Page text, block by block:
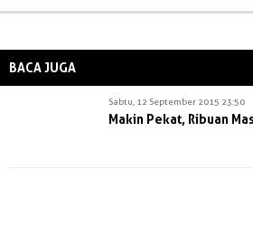
BACA JUGA
Sabtu, 12 September 2015 23:50
Makin Pekat, Ribuan